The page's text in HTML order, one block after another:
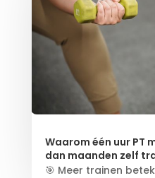
Waarom één uur PT
dan maanden zelf
🎯 Meer trainen